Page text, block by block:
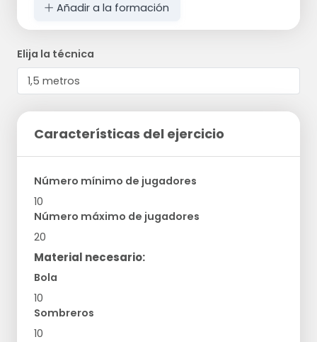
Añadir a la formación
Elija la técnica
Características del ejercicio
Número mínimo de jugadores
10
Número máximo de jugadores
20
Material necesario:
Bola
10
Sombreros
10